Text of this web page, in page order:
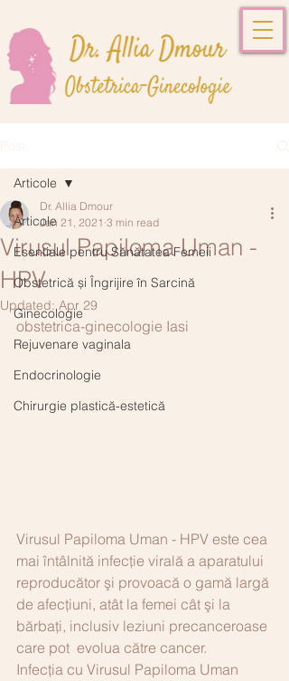
Articole
Esentiale pentru Sănătatea Femeii
Obstetrică și Îngrijire în Sarcină
Ginecologie
Rejuvenare vaginala
Endocrinologie
Chirurgie plastică-estetică
Articole
Virusul Papiloma Uman -
HPV
Dr. Allia Dmour
Jan 21, 2021 3 min read
Updated:Apr 29
obstetrica-ginecologie Iasi
Virusul Papiloma Uman - HPV este cea
mai întâlnită infecţie virală a aparatului
reproducător şi provoacă o gamă largă
de afecţiuni, atât la femei cât şi la
bărbaţi, inclusiv leziuni precanceroase
care pot  evolua către cancer.
Infecția cu Virusul Papiloma Uman